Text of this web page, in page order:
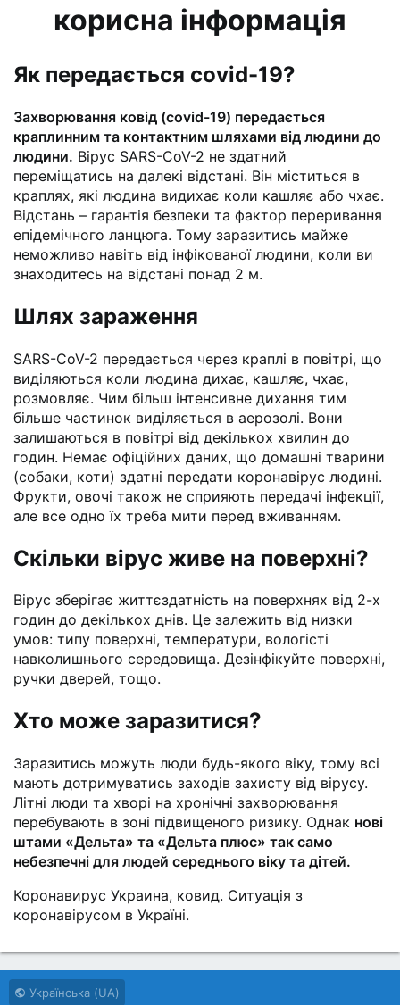
корисна інформація
Як передається covid-19?
Захворювання ковід (covid-19) передається
краплинним та контактним шляхами від людини до
людини. Вірус SARS-CoV-2 не здатний
переміщатись на далекі відстані. Він міститься в
краплях, які людина видихає коли кашляє або чхає.
Відстань – гарантія безпеки та фактор переривання
епідемічного ланцюга. Тому заразитись майже
неможливо навіть від інфікованої людини, коли ви
знаходитесь на відстані понад 2 м.
Шлях зараження
SARS-CoV-2 передається через краплі в повітрі, що
виділяються коли людина дихає, кашляє, чхає,
розмовляє. Чим більш інтенсивне дихання тим
більше частинок виділяється в аерозолі. Вони
залишаються в повітрі від декількох хвилин до
годин. Немає офіційних даних, що домашні тварини
(собаки, коти) здатні передати коронавірус людині.
Фрукти, овочі також не сприяють передачі інфекції,
але все одно їх треба мити перед вживанням.
Скільки вірус живе на поверхні?
Вірус зберігає життєздатність на поверхнях від 2-х
годин до декількох днів. Це залежить від низки
умов: типу поверхні, температури, вологісті
навколишнього середовища. Дезінфікуйте поверхні,
ручки дверей, тощо.
Хто може заразитися?
Заразитись можуть люди будь-якого віку, тому всі
мають дотримуватись заходів захисту від вірусу.
Літні люди та хворі на хронічні захворювання
перебувають в зоні підвищеного ризику. Однак нові
штами «Дельта» та «Дельта плюс» так само
небезпечні для людей середнього віку та дітей.
Коронавирус Украина, ковид. Ситуація з
коронавірусом в Україні.
Українська (UA)